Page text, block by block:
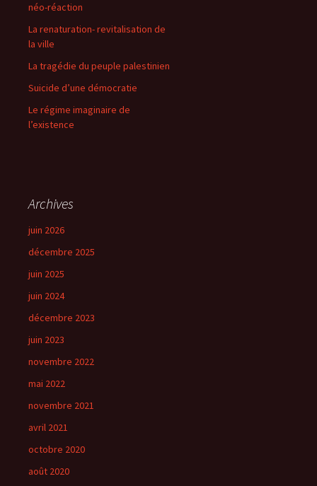
néo-réaction
La renaturation- revitalisation de
la ville
La tragédie du peuple palestinien
Suicide d’une démocratie
Le régime imaginaire de
l’existence
Archives
juin 2026
décembre 2025
juin 2025
juin 2024
décembre 2023
juin 2023
novembre 2022
mai 2022
novembre 2021
avril 2021
octobre 2020
août 2020